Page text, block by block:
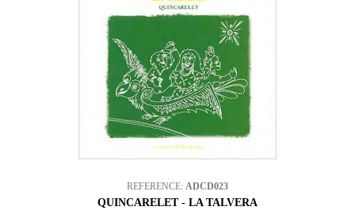
REFERENCE: ADCD023
QUINCARELET - LA TALVERA